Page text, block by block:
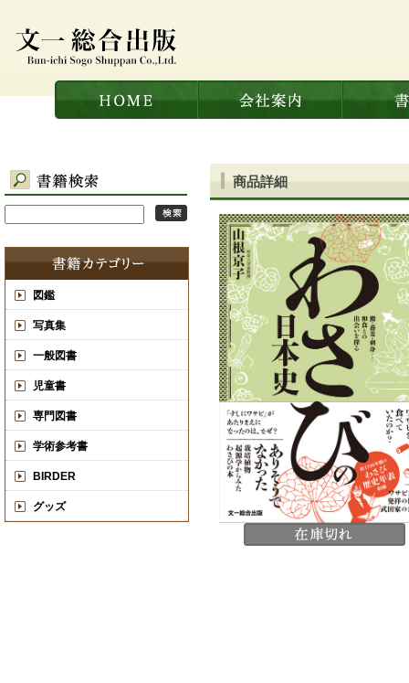
図鑑
写真集
一般図書
児童書
専門図書
学術参考書
BIRDER
グッズ
商品詳細